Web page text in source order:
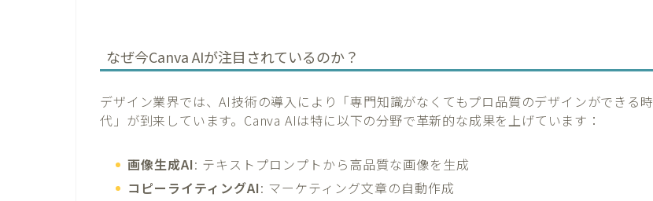
なぜ今Canva AIが注目されているのか？
デザイン業界では、AI技術の導入により「専門知識がなくてもプロ品質のデザインができる時
代」が到来しています。Canva AIは特に以下の分野で革新的な成果を上げています：
画像生成AI: テキストプロンプトから高品質な画像を生成
コピーライティングAI: マーケティング文章の自動作成